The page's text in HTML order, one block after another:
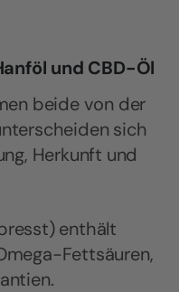
und CBD-Öl
beide von der
sich
Herkunft und
enthält
Fettsäuren,